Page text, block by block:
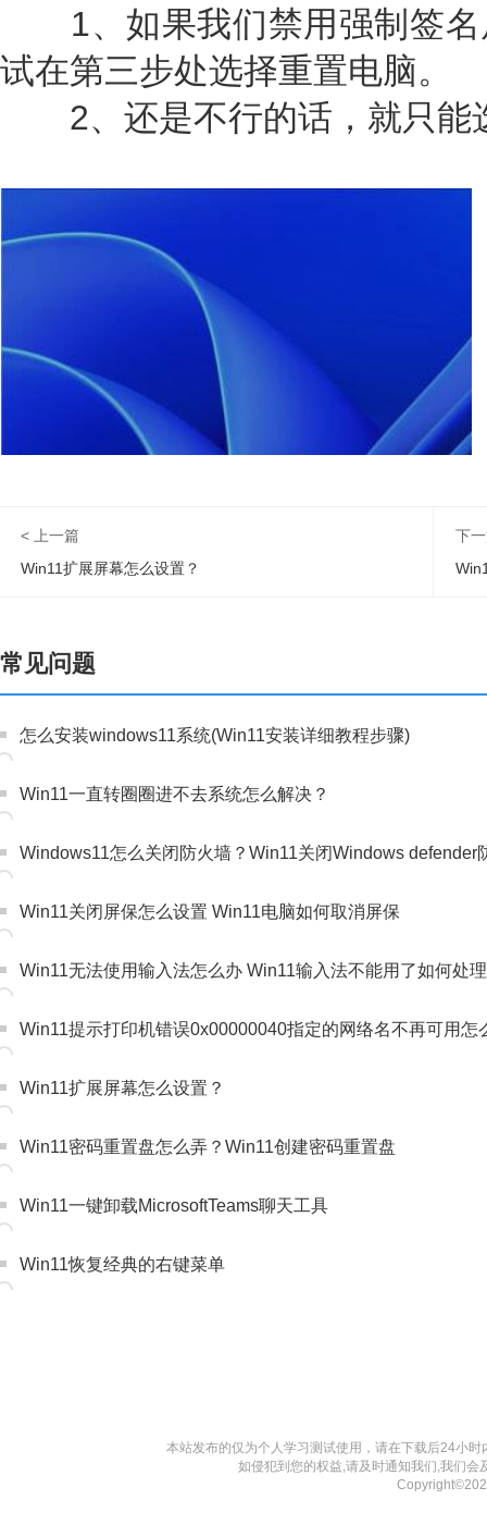
1、如果我们禁用强制签名
试在第三步处选择重置电脑。
2、还是不行的话，就只能
< 上一篇
Win11扩展屏幕怎么设置？
下
常见问题
怎么安装windows11系统(Win11安装详细教程步骤)
Win11一直转圈圈进不去系统怎么解决？
Windows11怎么关闭防火墙？Win11关闭Windows defender
Win11关闭屏保怎么设置 Win11电脑如何取消屏保
Win11无法使用输入法怎么办 Win11输入法不能用了如何处理
Win11提示打印机错误0x00000040指定的网络名不再可用怎
Win11扩展屏幕怎么设置？
Win11密码重置盘怎么弄？Win11创建密码重置盘
Win11一键卸载MicrosoftTeams聊天工具
Win11恢复经典的右键菜单
本站发布的仅为个人学习测试使用，请在下载后24小
如侵犯到您的权益,请及时通知我们,我们